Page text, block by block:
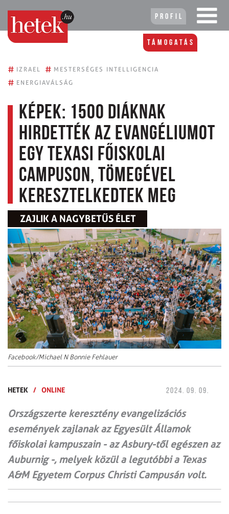
Profil
Támogatás
# IZRAEL # MESTERSÉGES INTELLIGENCIA
# ENERGIAVÁLSÁG
Képek: 1500 diáknak
hirdették az evangéliumot
egy texasi főiskolai
campuson, tömegével
keresztelkedtek meg
ZAJLIK A NAGYBETŰS ÉLET
Facebook/Michael N Bonnie Fehlauer
HETEK / ONLINE 2024. 09. 09.
Országszerte keresztény evangelizációs
események zajlanak az Egyesült Államok
főiskolai kampuszain - az Asbury-től egészen az
Auburnig -, melyek közül a legutóbbi a Texas
A&M Egyetem Corpus Christi Campusán volt.